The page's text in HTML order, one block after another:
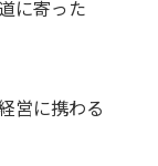
に寄った
営に携わる